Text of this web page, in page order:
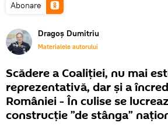
Abonare
Dragoș Dumitriu
Materialele autorului
Scădere a Coaliției, nu mai
reprezentativă, dar și a
României - În culise se
construcție ”de stânga”